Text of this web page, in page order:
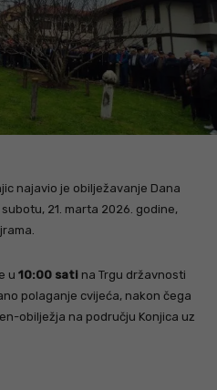
najavio je obilježavanje Dana
21. marta 2026. godine,
u 10:00 sati na Trgu državnosti
polaganje cvijeća, nakon čega
obilježja na području Konjica uz